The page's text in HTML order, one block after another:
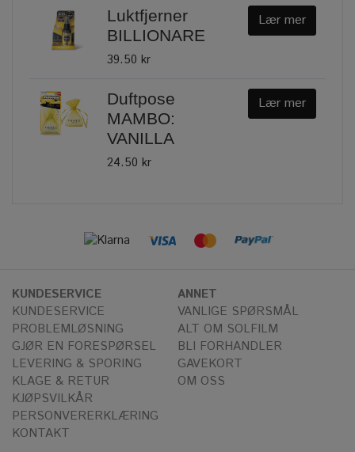
Luktfjerner
BILLIONARE
39.50 kr
Lær mer
Duftpose
MAMBO:
VANILLA
24.50 kr
Lær mer
KUNDESERVICE
KUNDESERVICE
PROBLEMLØSNING
GJØR EN FORESPØRSEL
LEVERING & SPORING
KLAGE & RETUR
KJØPSVILKÅR
PERSONVERERKLÆRING
KONTAKT
ANNET
VANLIGE SPØRSMÅL
ALT OM SOLFILM
BLI FORHANDLER
GAVEKORT
OM OSS